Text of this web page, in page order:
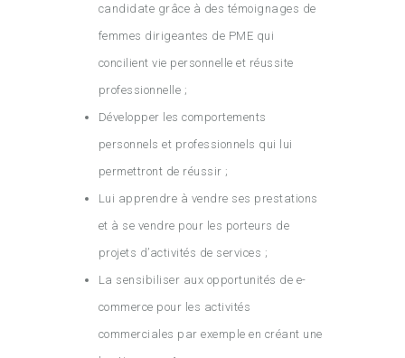
candidate grâce à des témoignages de
femmes dirigeantes de PME qui
concilient vie personnelle et réussite
professionnelle ;
Développer les comportements
personnels et professionnels qui lui
permettront de réussir ;
Lui apprendre à vendre ses prestations
et à se vendre pour les porteurs de
projets d’activités de services ;
La sensibiliser aux opportunités de e-
commerce pour les activités
commerciales par exemple en créant une